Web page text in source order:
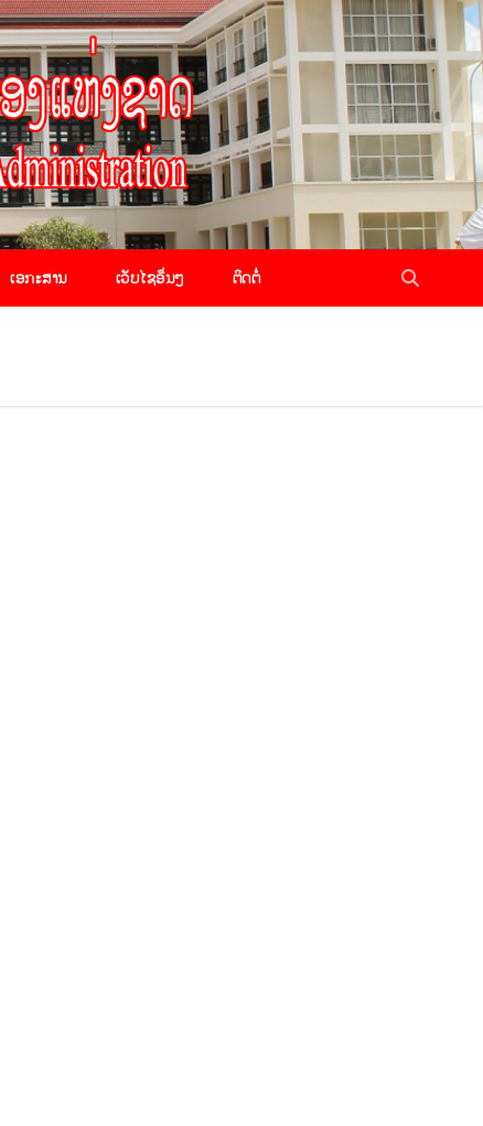
ເອກະສານ ເວັບໄຊອື່ນໆ ຕິດຕໍ່